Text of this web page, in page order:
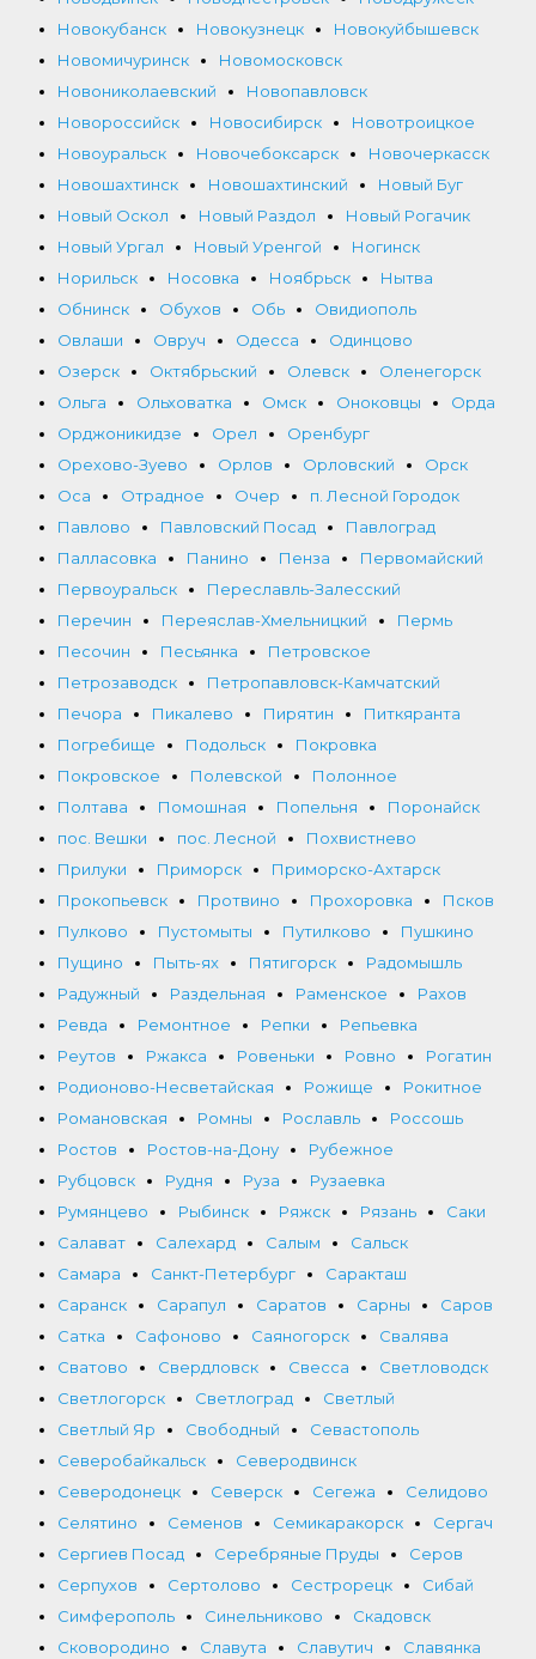
Новокубанск
Новокузнецк
Новокуйбышевск
Новомичуринск
Новомосковск
Новониколаевский
Новопавловск
Новороссийск
Новосибирск
Новотроицкое
Новоуральск
Новочебоксарск
Новочеркасск
Новошахтинск
Новошахтинский
Новый Буг
Новый Оскол
Новый Раздол
Новый Рогачик
Новый Ургал
Новый Уренгой
Ногинск
Норильск
Носовка Ноябрьск
Нытва
Обнинск
Обухов Обь
Овидиополь
Овлаши
Овруч Одесса
Одинцово
Озерск
Октябрьский Олевск
Оленегорск
Ольга
Ольховатка Омск Оноковцы
Орда
Орджоникидзе
Орел
Оренбург
Орехово-Зуево
Орлов Орловский
Орск
Оса
Отрадное Очер
п. Лесной Городок
Павлово
Павловский Посад
Павлоград
Палласовка
Панино Пенза
Первомайский
Первоуральск
Переславль-Залесский
Перечин
Переяслав-Хмельницкий
Пермь
Песочин
Песьянка
Петровское
Петрозаводск
Петропавловск-Камчатский
Печора
Пикалево Пирятин
Питкяранта
Погребище
Подольск
Покровка
Покровское
Полевской
Полонное
Полтава
Помошная Попельня
Поронайск
пос. Вешки
пос. Лесной
Похвистнево
Прилуки
Приморск
Приморско-Ахтарск
Прокопьевск
Протвино Прохоровка
Псков
Пулково
Пустомыты Путилково
Пушкино
Пущино
Пыть-ях Пятигорск
Радомышль
Радужный
Раздельная Раменское
Рахов
Ревда
Ремонтное Репки
Репьевка
Реутов
Ржакса Ровеньки Ровно
Рогатин
Родионово-Несветайская
Рожище
Рокитное
Романовская
Ромны Рославль
Россошь
Ростов
Ростов-на-Дону
Рубежное
Рубцовск
Рудня Руза
Рузаевка
Румянцево
Рыбинск Ряжск Рязань
Саки
Салават
Салехард Салым
Сальск
Самара
Санкт-Петербург
Саракташ
Саранск
Сарапул Саратов Сарны
Саров
Сатка
Сафоново Саяногорск
Свалява
Сватово
Свердловск Свесса
Светловодск
Светлогорск
Светлоград
Светлый
Светлый Яр
Свободный
Севастополь
Северобайкальск
Северодвинск
Северодонецк
Северск Сегежа
Селидово
Селятино
Семенов Семикаракорск
Сергач
Сергиев Посад
Серебряные Пруды
Серов
Серпухов
Сертолово Сестрорецк
Сибай
Симферополь
Синельниково
Скадовск
Сковородино
Славута Славутич
Славянка